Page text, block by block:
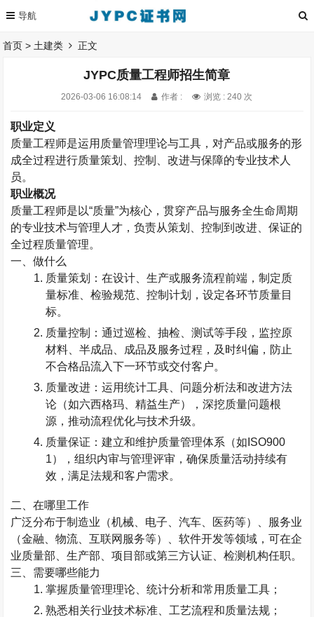
首页 > 土建类 正文
JYPC质量工程师招生简章
2026-03-06 16:08:14 作者 : 浏览 : 240 次
职业定义
质量工程师是运用质量管理理论与工具，对产品或服务的形
成全过程进行质量策划、控制、改进与保障的专业技术人
员。
职业概况
质量工程师是 以“质量”为核心，贯穿产品与服务全生命周期
的专业技术与管理人才 ，负责从策划、控制到改进、保证的
全过程质量管理。
一、做什么
质量策划：在设计、生产或服务流程前端，制定质
量标准、检验规范、控制计划，设定各环节质量目
标。
质量控制：通过巡检、抽检、测试等手段，监控原
材料、半成品、成品及服务过程，及时纠偏，防止
不合格品流入下一环节或交付客户。
质量改进：运用统计工具、问题分析法和改进方法
论（如六西格玛、精益生产），深挖质量问题根
源，推动流程优化与技术升级。
质量保证：建立和维护质量管理体系（如 ISO900
1），组织内审与管理评审，确保质量活动持续有
效，满足法规和客户需求。
二、在哪里工作
广泛分布于制造业（机械、电子、汽车、医药等）、服务业
（金融、物流、互联网服务等）、软件开发等领域，可在企
业质量部、生产部、项目部或第三方认证、检测机构任职。
三、需要哪些能力
掌握质量管理理论、统计分析和常用质量工具；
熟悉相关行业技术标准、工艺流程和质量法规；